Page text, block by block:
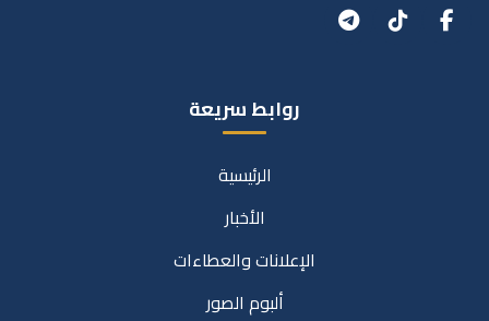
روابط سريعة
الرئيسية
الأخبار
الإعلانات والعطاءات
ألبوم الصور